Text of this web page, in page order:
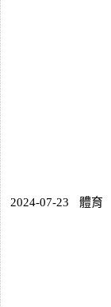
2024-07-23 體育